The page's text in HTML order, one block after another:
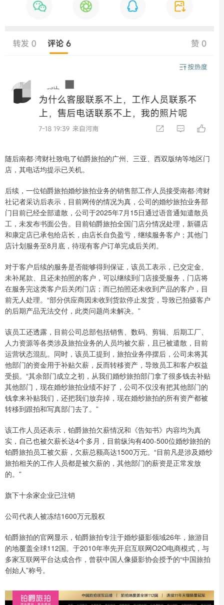
随后南都·湾财社致电了铂爵旅拍的广州、三亚、西双版纳等地区门
店，其电话均提示已关机。
后续，一位铂爵旅拍婚纱旅拍业务的销售部工作人员接受南都·湾财
社记者采访后表示，目前网传的情况为真，公司的婚纱旅拍业务部
门目前已经全部遣散，公司于2025年7月15日通过语音通知遣散员
工，未发布书面公告。目前铂爵旅拍全国门店分情况处理，新疆店
和康定店已承包给店长，由店长自负盈亏，继续服务客户；其他门
店计划服务至8月底，待现有客户订单完成后关闭。
对于客户后续的服务是否能够得到保证，该员工表示，已交定金、
未补尾款、且还未拍照的客户，可以继续到门店接受服务，门店将
在服务完这类客户后关闭门店；而已拍照还未收到产品的客户，目
前无人处理。“部分供应商因未收到货款停止发货，导致已拍摄客户
的后期产品无法交付，此类问题尚未解决。”
该员工还透露，目前公司总部包括销售、数码、剪辑、后期工厂、
人力资源等各类涉及旅拍业务的人员均被欠薪，且已被遣散，目前
运营状态混乱。同时，该员工提到，旅拍业务停摆后，公司未将其
他部门的资金用于补贴欠薪，反而转移资产，导致员工和客户权益
受损。“其余部门成立之初，从我们婚纱旅拍部门拿了很多钱去补贴
其他部门，现在婚纱旅拍业绩不好了，公司不仅没有把其他部门的
钱拿来补贴我们，还把我们放弃掉，现在婚纱旅拍的所有资产都被
转移到跟拍和写真部门去了。”
该工作人员还表示，铂爵旅拍欠薪情况和《告知书》内容均为真
实，自己也被欠薪长达4个多月，目前纵沟有400-500位婚纱旅拍的
铂爵旅拍员工被欠薪，欠薪总额高达1500万元。“目前凡是涉及婚纱
旅拍相关的工作人员都是被欠薪的，其他部门的薪资是正常发放
的。”
旗下十余家企业已注销
公司代表人被冻结1600万元股权
铂爵旅拍的官网显示，铂爵旅拍专注于婚纱摄影领域26年，旅游目
的地覆盖全球112国。于2010年率先开启互联网O2O电商模式，与
多家互联网平台达成合作，曾获中国人像摄影协会授予的“中国旅拍
创始人”称号。